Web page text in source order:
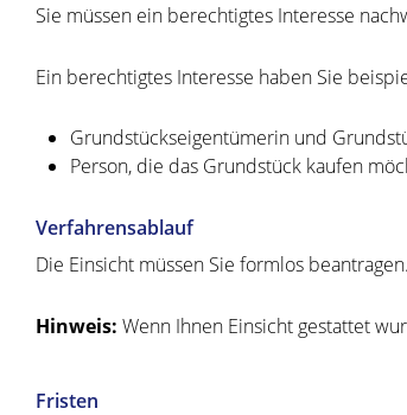
Sie müssen ein berechtigtes Interesse
Ein berechtigtes Interesse haben Sie
Grundstückseigentümerin und
Person, die das Grundstück kaufen
Verfahrensablauf
Die Einsicht müssen Sie formlos beantragen.
Hinweis: Wenn Ihnen Einsicht gestattet
Fristen